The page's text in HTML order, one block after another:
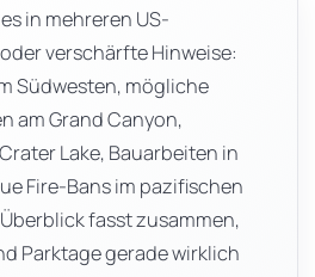
in mehreren US-
verschärfte Hinweise:
Südwesten, mögliche
am Grand Canyon,
Lake, Bauarbeiten in
Fire-Bans im pazifischen
fasst zusammen,
Parktage gerade wirklich